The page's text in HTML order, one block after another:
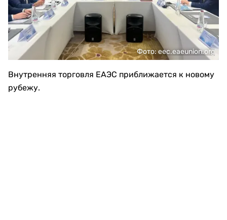
Фото: eec.eaeunion.org
Внутренняя торговля ЕАЭС приближается к новому
рубежу.